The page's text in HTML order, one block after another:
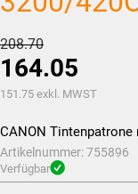
208.70Ursprünglicher
Preis
war:
164.05
Aktueller
ist:
CHF164.05.
151.75 exkl. MWST
CANON Tintenpatrone
Artikelnummer:755896
Verfügbar